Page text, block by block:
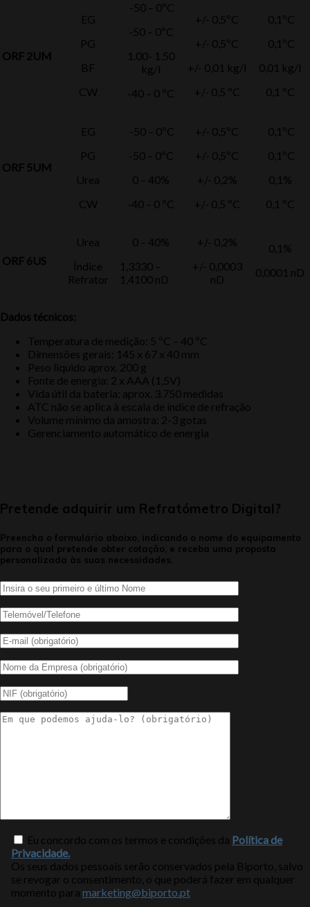
ORF 2UM
EG
PG
BF
CW
-50 – 0ºC
-50 – 0ºC
1.00- 1.50
kg/l
-40 – 0 ºC
+/- 0,5ºC
+/- 0,5ºC
+/- 0,01 kg/l
+/- 0,5 ºC
0,1ºC
0,1ºC
0,01 kg/l
0,1 ºC
ORF 5UM
EG
PG
Urea
CW
-50 – 0ºC
-50 – 0ºC
0 – 40%
-40 – 0 ºC
+/- 0,5ºC
+/- 0,5ºC
+/- 0,2%
+/- 0,5 ºC
0,1ºC
0,1ºC
0,1%
0,1 ºC
ORF 6US
Urea
Índice
Refrator
0 – 40%
1,3330 –
1,4100 nD
+/- 0,2%
+/- 0,0003
nD
0,1%
0,0001 nD
Dados técnicos:
Temperatura de medição: 5 ºC – 40 ºC
Dimensões gerais: 145 x 67 x 40 mm
Peso liquido aprox. 200 g
Fonte de energia: 2 x AAA (1,5V)
Vida útil da bateria: aprox. 3.750 medidas
ATC não se aplica à escala de índice de refração
Volume mínimo da amostra: 2-3 gotas
Gerenciamento automático de energia
Pretende adquirir um Refratómetro Digital?
Preencha o formulário abaixo, indicando o nome do equipamento
para o qual pretende obter cotação, e receba uma proposta
personalizada às suas necessidades.
Eu concordo com os termos e condições da Política de
Privacidade.
Os seus dados pessoais serão conservados pela Biporto, salvo
se revogar o consentimento, o que poderá fazer em qualquer
momento para marketing@biporto.pt